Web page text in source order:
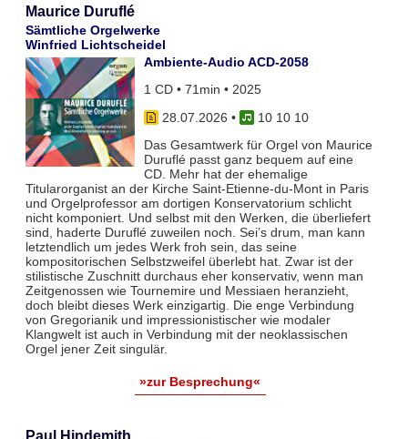
Maurice Duruflé
Sämtliche Orgelwerke
Winfried Lichtscheidel
Ambiente-Audio ACD-2058
1 CD • 71min • 2025
28.07.2026 •
10 10 10
Das Gesamtwerk für Orgel von Maurice
Duruflé passt ganz bequem auf eine
CD. Mehr hat der ehemalige
Titularorganist an der Kirche Saint-Etienne-du-Mont in Paris
und Orgelprofessor am dortigen Konservatorium schlicht
nicht komponiert. Und selbst mit den Werken, die überliefert
sind, haderte Duruflé zuweilen noch. Sei’s drum, man kann
letztendlich um jedes Werk froh sein, das seine
kompositorischen Selbstzweifel überlebt hat. Zwar ist der
stilistische Zuschnitt durchaus eher konservativ, wenn man
Zeitgenossen wie Tournemire und Messiaen heranzieht,
doch bleibt dieses Werk einzigartig. Die enge Verbindung
von Gregorianik und impressionistischer wie modaler
Klangwelt ist auch in Verbindung mit der neoklassischen
Orgel jener Zeit singulär.
»zur Besprechung«
Paul Hindemith